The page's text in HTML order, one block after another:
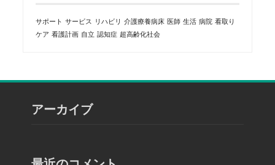
サポート サービス リハビリ 介護療養病床 医師 生活 病院 看取り
ケア 看護計画 自立 認知症 超高齢化社会
アーカイブ